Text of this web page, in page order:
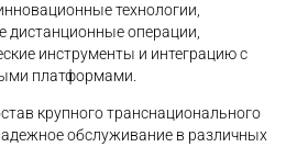
технологии,
дистанционные операции,
инструменты и интеграцию с
платформами.
крупного транснационального
обслуживание в различных